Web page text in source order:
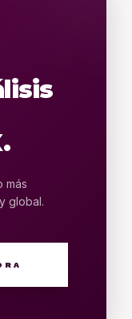
más
global.